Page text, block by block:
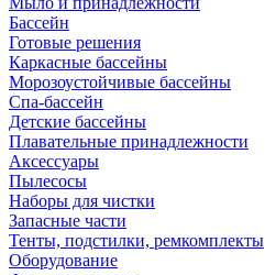
Бассейн
Готовые решения
Каркасные бассейны
Морозоустойчивые бассейны
Спа-бассейн
Детские бассейны
Плавательные принадлежности
Аксессуары
Пылесосы
Наборы для чистки
Запасные части
Тенты, подстилки, ремкомплекты
Оборудование